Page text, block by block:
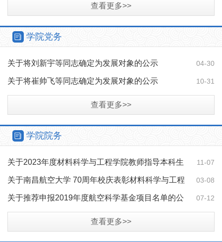
查看更多>>
学院党务
04-30
关于将刘新宇等同志确定为发展对象的公示
10-31
关于将崔帅飞等同志确定为发展对象的公示
查看更多>>
学院院务
11-07
关于2023年度材料科学与工程学院教师指导本科生
创新创业活动工作业绩统计的公示 03-08
关于南昌航空大学 70周年校庆表彰材料科学与工程
学院学生先进个人拟推荐名单的公示 07-12
关于推荐申报2019年度航空科学基金项目名单的公
查看更多>>